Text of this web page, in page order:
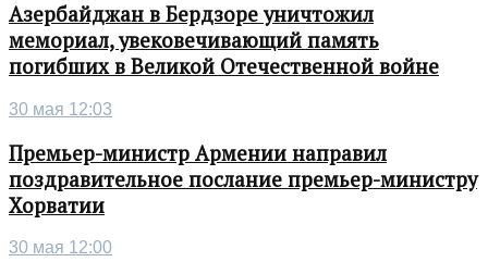
Азербайджан в Бердзоре уничтожил
мемориал, увековечивающий память
погибших в Великой Отечественной войне
30 мая 12:03
Премьер-министр Армении направил
поздравительное послание премьер-министру
Хорватии
30 мая 12:00